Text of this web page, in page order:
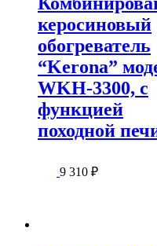
керосиновый
обогреватель
“Kerona”
WKH-3300, с
функцией
походной
9 310 ₽